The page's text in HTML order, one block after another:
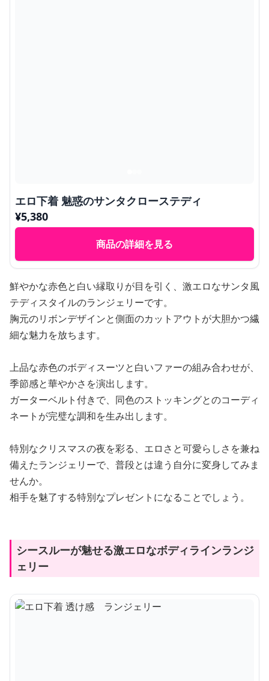
エロ下着 魅惑のサンタクローステディ
¥5,380
商品の詳細を見る
鮮やかな赤色と白い縁取りが目を引く、激エロなサンタ風
テディスタイルのランジェリーです。
胸元のリボンデザインと側面のカットアウトが大胆かつ繊
細な魅力を放ちます。
上品な赤色のボディスーツと白いファーの組み合わせが、
季節感と華やかさを演出します。
ガーターベルト付きで、同色のストッキングとのコーディ
ネートが完璧な調和を生み出します。
特別なクリスマスの夜を彩る、エロさと可愛らしさを兼ね
備えたランジェリーで、普段とは違う自分に変身してみま
せんか。
相手を魅了する特別なプレゼントになることでしょう。
シースルーが魅せる激エロなボディラインランジ
ェリー